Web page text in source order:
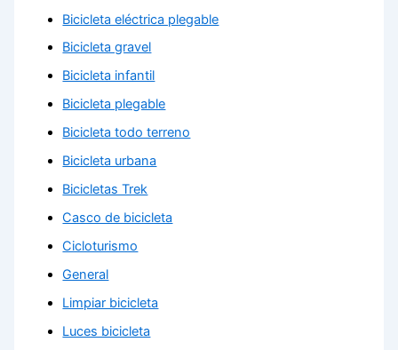
Bicicleta eléctrica plegable
Bicicleta gravel
Bicicleta infantil
Bicicleta plegable
Bicicleta todo terreno
Bicicleta urbana
Bicicletas Trek
Casco de bicicleta
Cicloturismo
General
Limpiar bicicleta
Luces bicicleta